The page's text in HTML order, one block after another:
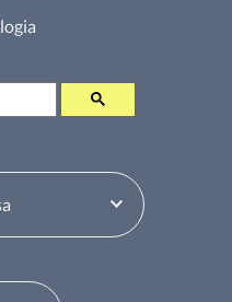
o Tabela de Conteúdos